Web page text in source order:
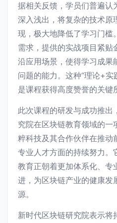
据相关反馈，学员们普遍认
深入浅出，将复杂的技术原
现，极大地降低了学习门槛
需求，提供的实战项目紧贴
沿应用场景，使得学习成果
问题的能力。这种“理论+实
是课程获得高度赞誉的关键
此次课程的研发与成功推出
究院在区块链教育领域的一
粹科技及其合作伙伴在推动
专业人才方面的持续努力。
教育正朝着更加体系化、专
进，为区块链产业的健康发
源。
新时代区块链研究院表示将